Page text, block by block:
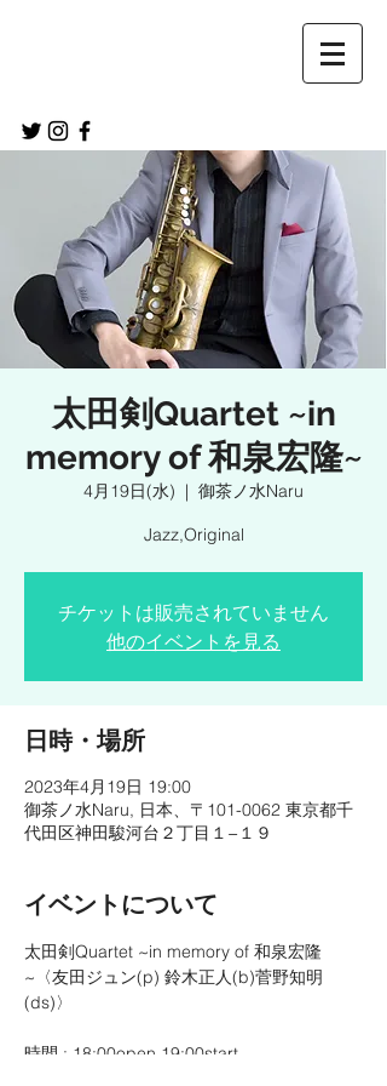
太田剣Quartet ~in
memory of 和泉宏隆~
4月19日(水)
  |
御茶ノ水Naru
Jazz,Original
チケットは販売されていません
他のイベントを見る
日時・場所
2023年4月19日 19:00
御茶ノ水Naru, 日本、〒101-0062 東京都千
代田区神田駿河台２丁目１−１９
イベントについて
太田剣Quartet ~in memory of 和泉宏隆
~〈友田ジュン(p) 鈴木正人(b)菅野知明
時間 : 18:00open 19:00start